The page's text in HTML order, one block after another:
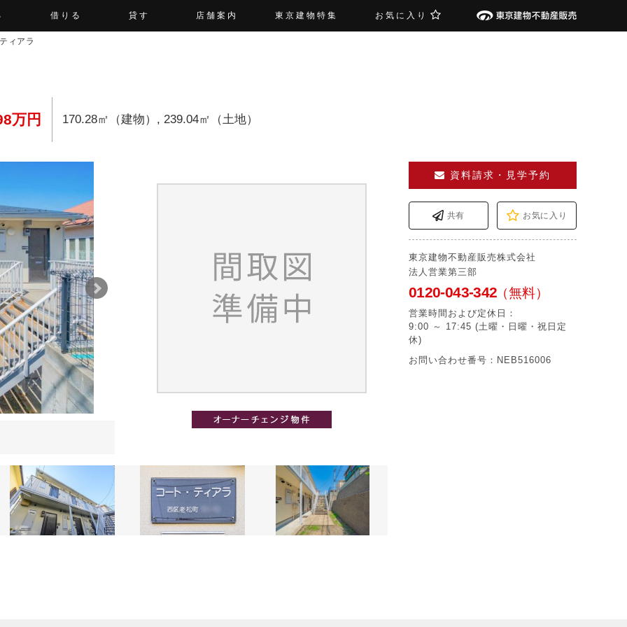
借りる 貸す 店舗案内 東京建物特集 お気に入り
ィアラ
万円 170.28㎡（建物）, 239.04㎡（土地）
資料請求・見学予約
共有 お気に入り
東京建物不動産販売株式会社
法人営業第三部
0120-043-342（無料）
営業時間および定休日：
9:00 ～ 17:45 (土曜・日曜・祝日定
休)
お問い合わせ番号：NEB516006